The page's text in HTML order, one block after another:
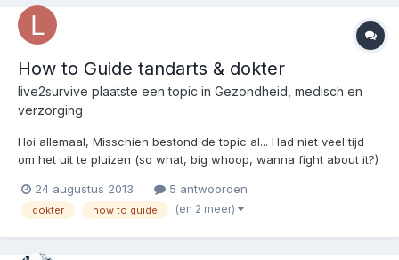
How to Guide tandarts & dokter
live2survive plaatste een topic in Gezondheid, medisch en
verzorging
Hoi allemaal, Misschien bestond de topic al... Had niet veel tijd
om het uit te pluizen (so what, big whoop, wanna fight about it?)
GRATIS!!!!!!! PDF bestanden tegen. Where there is no doctor
Where there is no dentist. Deze tw...
24 augustus 2013 5 antwoorden
dokter how to guide (en 2 meer)